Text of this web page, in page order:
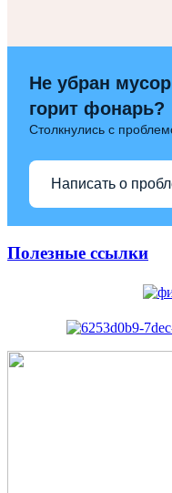
Не убран
горит фонарь?
Столкнулись с
Написать о
Полезные ссылки